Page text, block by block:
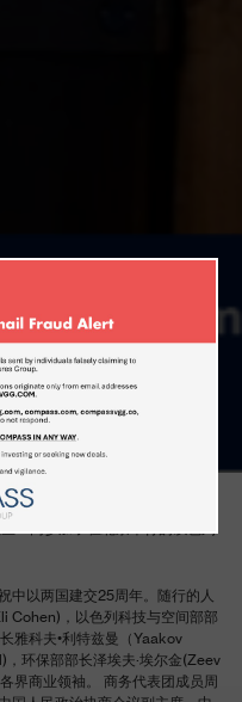
长在北京以
坛上会见康
集团
访问对中国之际，康帕思投资集
一同参加了在北京举行的以色列
中以两国建交25周年。随行的人
Cohen)，以色列科技与空间部部
雅科夫•利特兹曼（Yaakov
环保部部长泽埃夫·埃尔金(Zeev
界商业领袖。 商务代表团成员周